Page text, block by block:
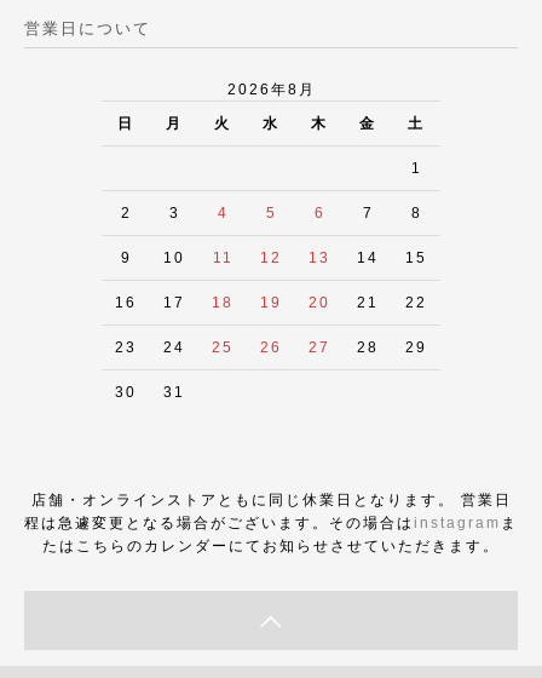
営業日について
2026年8月
日 月 火 水 木 金 土
1
2 3 4 5 6 7 8
9 10 11 12 13 14 15
16 17 18 19 20 21 22
23 24 25 26 27 28 29
30 31
店舗・オンラインストアともに同じ休業日となります。 営業日
程は急遽変更となる場合がございます。その場合は instagram ま
たはこちらのカレンダーにてお知らせさせていただきます。